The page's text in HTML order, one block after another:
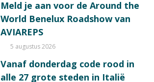
Meld je aan voor de Around the
World Benelux Roadshow van
AVIAREPS
5 augustus 2026
Vanaf donderdag code rood in
alle 27 grote steden in Italië